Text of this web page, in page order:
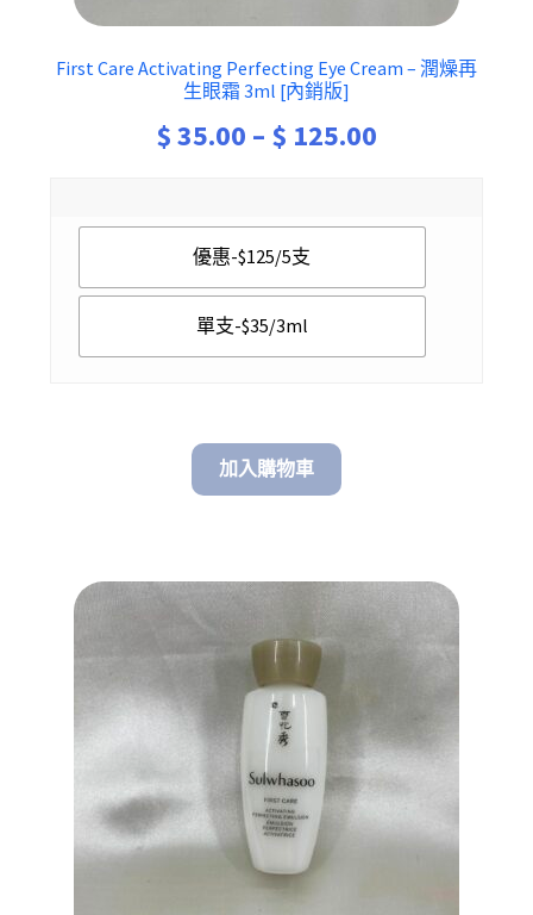
First Care Activating Perfecting Eye Cream – 潤燥再
生眼霜 3ml [內銷版]
$35.00 – $ 125.00
$ 35.00
優惠-$125/5支
單支-$35/3ml
加入購物車